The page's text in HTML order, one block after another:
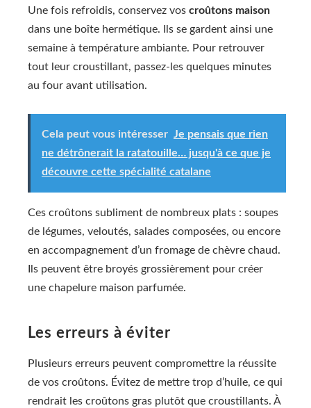
Une fois refroidis, conservez vos croûtons maison
dans une boîte hermétique. Ils se gardent ainsi une
semaine à température ambiante. Pour retrouver
tout leur croustillant, passez-les quelques minutes
au four avant utilisation.
Cela peut vous intéresser Je pensais que rien
ne détrônerait la ratatouille… jusqu'à ce que je
découvre cette spécialité catalane
Ces croûtons subliment de nombreux plats : soupes
de légumes, veloutés, salades composées, ou encore
en accompagnement d’un fromage de chèvre chaud.
Ils peuvent être broyés grossièrement pour créer
une chapelure maison parfumée.
Les erreurs à éviter
Plusieurs erreurs peuvent compromettre la réussite
de vos croûtons. Évitez de mettre trop d’huile, ce qui
rendrait les croûtons gras plutôt que croustillants. À